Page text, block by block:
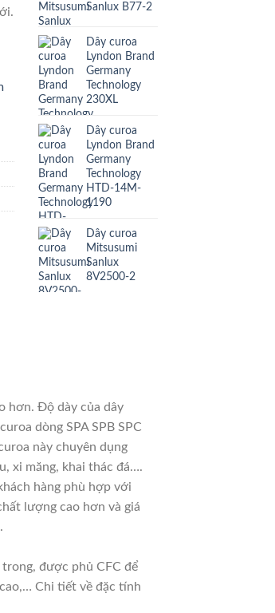
Sanlux B77-2
Dây curoa
Lyndon Brand
Germany
Technology
230XL
Dây curoa
Lyndon Brand
Germany
Technology
HTD-14M-
1190
Dây curoa
Mitsusumi
Sanlux
8V2500-2
hơn. Độ dày của dây
dòng SPA SPB SPC
này chuyên dụng
xi măng, khai thác đá….
hàng phù hợp với
lượng cao hơn và giá
được phủ CFC để
Chi tiết về đặc tính